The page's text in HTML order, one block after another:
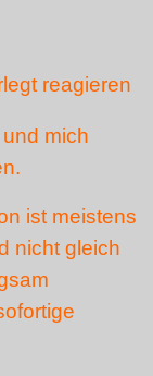
reagieren
mich
ist meistens
nicht gleich